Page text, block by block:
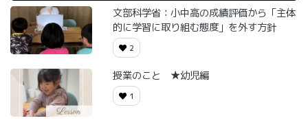
文部科学省：小中高の成績評価から「主体
的に学習に取り組む態度」を外す方針
2
授業のこと ★幼児編
1